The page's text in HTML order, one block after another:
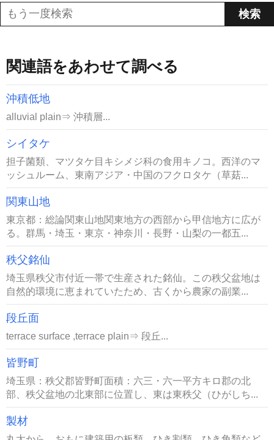
関連語をあわせて調べる
沖積低地
alluvial plain⇒ 沖積層...
シイタケ
担子菌類、マツタケ目キシメジ科の食用キノコ。西洋のマ
ッシュルーム、東南アジア・中国のフクロタケ（草菇...
関東山地
東京都：総論関東山地関東地方の西部から甲信地方に広が
る。群馬・埼玉・東京・神奈川・長野・山梨の一都五...
秩父銘仙
埼玉県秩父市付近一帯で生産された銘仙。この秩父盆地は
自然的環境に恵まれていたため、古くから農家の副業...
段丘面
terrace surface ,terrace plain⇒ 段丘...
皆野町
埼玉県：秩父郡皆野町面積：六三・六一平方キロ郡の北
部、秩父盆地の北東部に位置し、東は東秩父（ひがしち...
製材